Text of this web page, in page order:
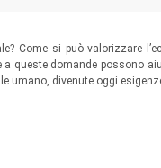
Come si può valorizzare
a queste domande possono
umano, divenute oggi